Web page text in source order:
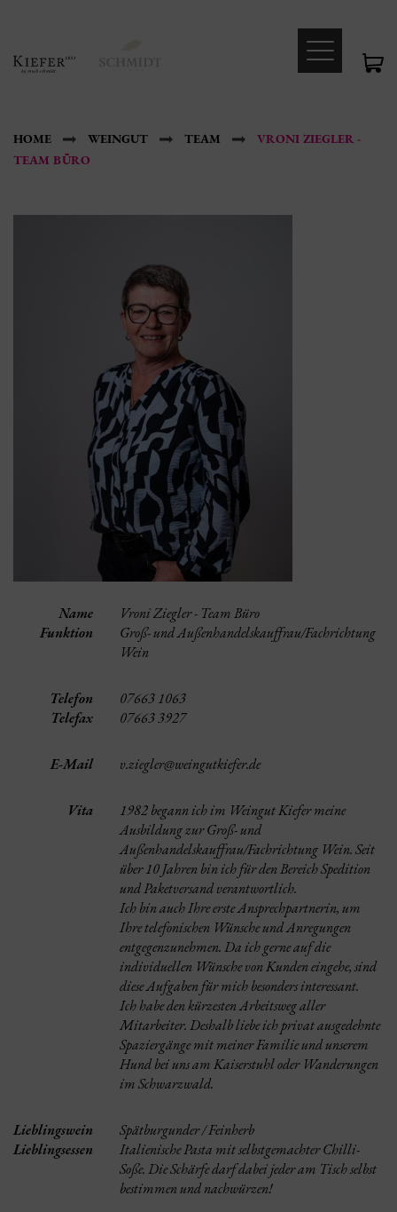
HOME WEINGUT TEAM
VRONI ZIEGLER -
TEAM BÜRO
Name
Vroni Ziegler - Team Büro
Funktion
Groß- und Außenhandelskauffrau/Fachrichtung
Wein
Telefon
Telefax
07663 1063
07663 3927
E-Mail v.ziegler@weingutkiefer.de
Vita
1982 begann ich im Weingut Kiefer meine
Ausbildung zur Groß- und
Außenhandelskauffrau/Fachrichtung Wein. Seit
über 10 Jahren bin ich für den Bereich Spedition
und Paketversand verantwortlich.
Ich bin auch Ihre erste Ansprechpartnerin, um
Ihre telefonischen Wünsche und Anregungen
entgegenzunehmen. Da ich gerne auf die
individuellen Wünsche von Kunden eingehe, sind
diese Aufgaben für mich besonders interessant.
Ich habe den kürzesten Arbeitsweg aller
Mitarbeiter. Deshalb liebe ich privat ausgedehnte
Spaziergänge mit meiner Familie und unserem
Hund bei uns am Kaiserstuhl oder Wanderungen
im Schwarzwald.
Lieblingswein
Spätburgunder / Feinherb
Lieblingsessen
Italienische Pasta mit selbstgemachter Chilli-
Soße. Die Schärfe darf dabei jeder am Tisch selbst
bestimmen und nachwürzen!